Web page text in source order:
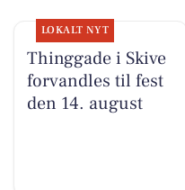
LOKALT NYT
Thinggade i Skive
forvandles til fest
den 14. august